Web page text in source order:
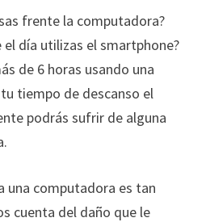
frente la computadora?
día utilizas el smartphone?
de 6 horas usando una
tiempo de descanso el
podrás sufrir de alguna
una computadora es tan
cuenta del daño que le